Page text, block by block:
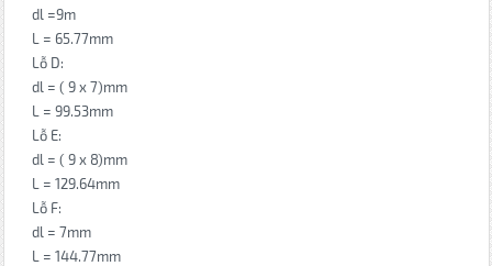
dl =9m
L = 65.77mm
Lỗ D:
dl = ( 9 x 7)mm
L = 99.53mm
Lỗ E:
dl = ( 9 x 8)mm
L = 129.64mm
Lỗ F:
dl = 7mm
L = 144.77mm